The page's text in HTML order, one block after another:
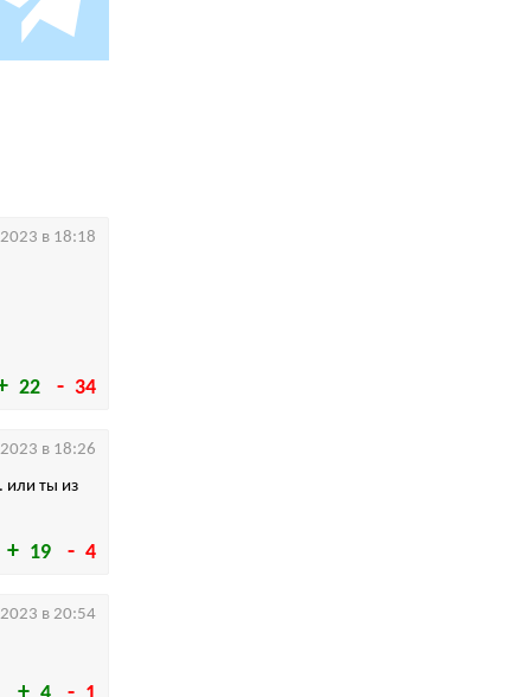
22 34
в 18:18
19 4
или ты из
в 18:26
в 20:54